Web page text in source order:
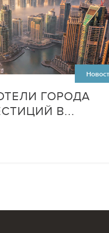
ГОРОДА
В...